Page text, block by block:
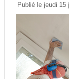
Publié le jeudi 15